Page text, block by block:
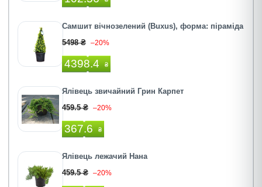
Самшит вічнозелений (Buxus), форма: піраміда
5498 ₴ –20%
4398.4 ₴
Ялівець звичайний Грин Карпет
459.5 ₴ –20%
367.6 ₴
Ялівець лежачий Нана
459.5 ₴ –20%